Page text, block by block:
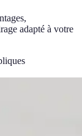
adapté à votre